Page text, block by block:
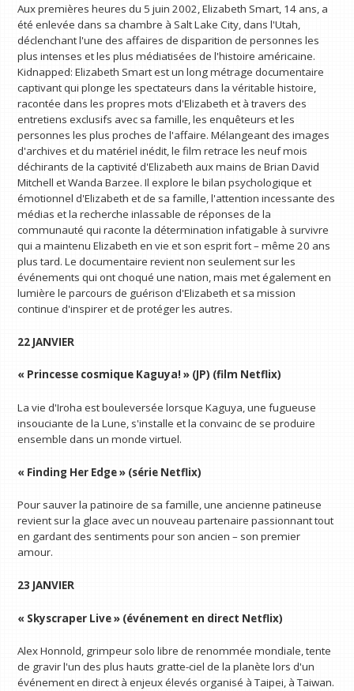
Aux premières heures du 5 juin 2002, Elizabeth Smart, 14 ans, a
été enlevée dans sa chambre à Salt Lake City, dans l'Utah,
déclenchant l'une des affaires de disparition de personnes les
plus intenses et les plus médiatisées de l'histoire américaine.
Kidnapped: Elizabeth Smart est un long métrage documentaire
captivant qui plonge les spectateurs dans la véritable histoire,
racontée dans les propres mots d'Elizabeth et à travers des
entretiens exclusifs avec sa famille, les enquêteurs et les
personnes les plus proches de l'affaire. Mélangeant des images
d'archives et du matériel inédit, le film retrace les neuf mois
déchirants de la captivité d'Elizabeth aux mains de Brian David
Mitchell et Wanda Barzee. Il explore le bilan psychologique et
émotionnel d'Elizabeth et de sa famille, l'attention incessante des
médias et la recherche inlassable de réponses de la
communauté qui raconte la détermination infatigable à survivre
qui a maintenu Elizabeth en vie et son esprit fort – même 20 ans
plus tard. Le documentaire revient non seulement sur les
événements qui ont choqué une nation, mais met également en
lumière le parcours de guérison d'Elizabeth et sa mission
continue d'inspirer et de protéger les autres.
22 JANVIER
« Princesse cosmique Kaguya! » (JP) (film Netflix)
La vie d'Iroha est bouleversée lorsque Kaguya, une fugueuse
insouciante de la Lune, s'installe et la convainc de se produire
ensemble dans un monde virtuel.
« Finding Her Edge » (série Netflix)
Pour sauver la patinoire de sa famille, une ancienne patineuse
revient sur la glace avec un nouveau partenaire passionnant tout
en gardant des sentiments pour son ancien – son premier
amour.
23 JANVIER
« Skyscraper Live » (événement en direct Netflix)
Alex Honnold, grimpeur solo libre de renommée mondiale, tente
de gravir l'un des plus hauts gratte-ciel de la planète lors d'un
événement en direct à enjeux élevés organisé à Taipei, à Taiwan.